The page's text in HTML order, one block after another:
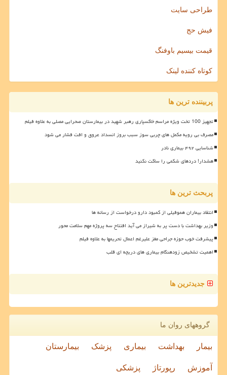
طراحی سایت
فیش حج
قیمت بیسیم باوفنگ
کوتاه کننده لینک
پربیننده ترین ها
تجهیز 100 تخت ویژه مراسم خاکسپاری رهبر شهید در بیمارستان صحرایی مصلی به علاوه فیلم
مصرف بی رویه مکمل های چربی سوز سبب بروز انسداد عروق و افت فشار می شود
شناسایی ۴۹۲ بیماری نادر
هشدار! دردهای شکمی را ساکت نکنید
پربحث ترین ها
انتقاد بیماران هموفیلی از کمبود دارو درخواست از رسانه ها
وزیر بهداشت با دست پر به شیراز می آید افتتاح سه پروژه مهم سلامت محور
پیشرفت خوب حوزه جراحی مغز علیرغم اعمال تحریمها به علاوه فیلم
اهمیت تشخیص زودهنگام بیماری های دریچه ای قلب
جدیدترین ها
گروههای روان ما
بیمار بهداشت بیماری پزشک بیمارستان
آموزش رپورتاژ پزشکی